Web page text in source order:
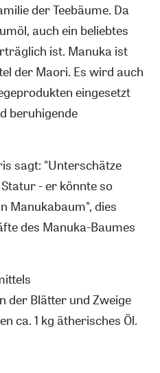
der Teebäume. Da
auch ein beliebtes
ist. Manuka ist
der Maori. Es wird auch
eingesetzt
beruhigende
sagt: "Unterschätze
- er könnte so
Manukabaum", dies
des Manuka-Baumes
der Blätter und Zweige
ca. 1 kg ätherisches Öl.